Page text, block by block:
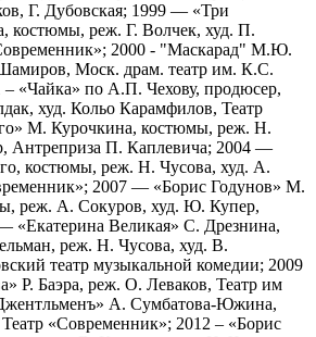
Г. Дубовская; 1999 — «Три
костюмы, реж. Г. Волчек, худ. П.
2000 - "Маскарад" М.Ю.
Моск. драм. театр им. К.С.
– «Чайка» по А.П. Чехову, продюсер,
худ. Кольо Карамфилов, Театр
М. Курочкина, костюмы, реж. Н.
Антреприза П. Каплевича; 2004 —
костюмы, реж. Н. Чусова, худ. А.
2007 — «Борис Годунов» М.
реж. А. Сокуров, худ. Ю. Купер,
«Екатерина Великая» С. Дрезнина,
реж. Н. Чусова, худ. В.
театр музыкальной комедии; 2009
Р. Баэра, реж. О. Леваков, Театр им
А. Сумбатова-Южина,
«Современник»; 2012 – «Борис